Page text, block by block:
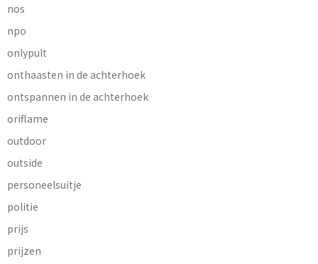
nos
npo
onlypult
onthaasten in de achterhoek
ontspannen in de achterhoek
oriflame
outdoor
outside
personeelsuitje
politie
prijs
prijzen